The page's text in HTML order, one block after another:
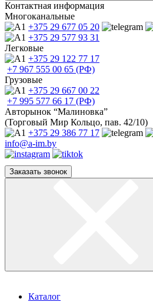
Контактная информация
Многоканальные
+375 29 677 05 20
+375 29 577 93 31
Легковые
+375 29 122 77 17
+7 967 555 00 65 (РФ)
Грузовые
+375 29 667 00 22
+7 995 577 66 17 (РФ)
Авторынок “Малиновка”
(Торговый Мир Кольцо, пав. 42/10)
+375 29 386 77 17
info@a-im.by
Заказать звонок
Каталог